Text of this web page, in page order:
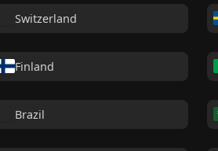
Switzerland
Finland
Brazil